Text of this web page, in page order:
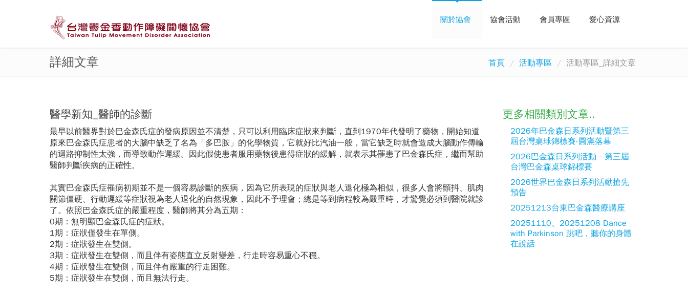
關於協會 協會活動 會員專區 愛心資源
詳細文章 首頁 活動專區 活動專區_詳細文章
醫學新知_醫師的診斷
最早以前醫界對於巴金森氏症的發病原因並不清楚，只可以利用臨床症狀來判斷，直到1970年代發明了藥物，開始知道
原來巴金森氏症患者的大腦中缺乏了名為「多巴胺」的化學物質，它就好比汽油一般，當它缺乏時就會造成大腦動作傳輸
的迴路抑制性太強，而導致動作遲緩。因此假使患者服用藥物後患得症狀的緩解，就表示其罹患了巴金森氏症，繼而幫助
醫師判斷疾病的正確性。
其實巴金森氏症罹病初期並不是一個容易診斷的疾病，因為它所表現的症狀與老人退化極為相似，很多人會將顫抖、肌肉
關節僵硬、行動遲緩等症狀視為老人退化的自然現象，因此不予理會；總是等到病程較為嚴重時，才驚覺必須到醫院就診
了。依照巴金森氏症的嚴重程度，醫師將其分為五期：
0期：無明顯巴金森氏症的症狀。
1期：症狀僅發生在單側。
2期：症狀發生在雙側。
3期：症狀發生在雙側，而且伴有姿態直立反射變差，行走時容易重心不穩。
4期：症狀發生在雙側，而且伴有嚴重的行走困難。
5期：症狀發生在雙側，而且無法行走。
更多相關類別文章..
2026年巴金森日系列活動暨第三
屆台灣桌球錦標賽-圓滿落幕
2026巴金森日系列活動－第三屆
台灣巴金森桌球錦標賽
2026世界巴金森日系列活動搶先
預告
20251213台東巴金森醫療講座
20251110、20251208 Dance
with Parkinson 跳吧，聽你的身體
在說話